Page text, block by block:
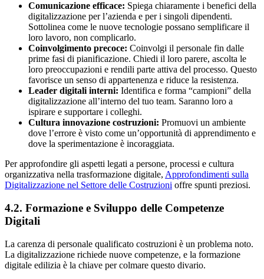
Comunicazione efficace: Spiega chiaramente i benefici della
digitalizzazione per l’azienda e per i singoli dipendenti.
Sottolinea come le nuove tecnologie possano semplificare il
loro lavoro, non complicarlo.
Coinvolgimento precoce: Coinvolgi il personale fin dalle
prime fasi di pianificazione. Chiedi il loro parere, ascolta le
loro preoccupazioni e rendili parte attiva del processo. Questo
favorisce un senso di appartenenza e riduce la resistenza.
Leader digitali interni: Identifica e forma “campioni” della
digitalizzazione all’interno del tuo team. Saranno loro a
ispirare e supportare i colleghi.
Cultura innovazione costruzioni: Promuovi un ambiente
dove l’errore è visto come un’opportunità di apprendimento e
dove la sperimentazione è incoraggiata.
Per approfondire gli aspetti legati a persone, processi e cultura
organizzativa nella trasformazione digitale, Approfondimenti sulla
Digitalizzazione nel Settore delle Costruzioni offre spunti preziosi.
4.2. Formazione e Sviluppo delle Competenze
Digitali
La carenza di personale qualificato costruzioni è un problema noto.
La digitalizzazione richiede nuove competenze, e la formazione
digitale edilizia è la chiave per colmare questo divario.